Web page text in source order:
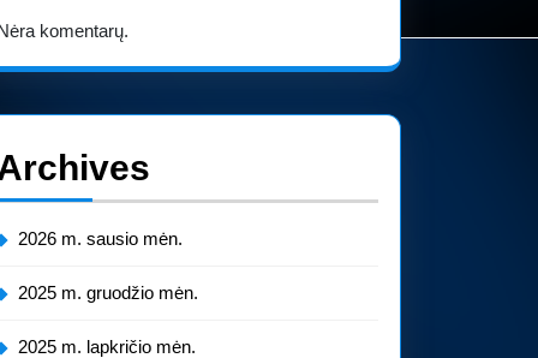
komentarų.
2026 m. sausio mėn.
2025 m. gruodžio mėn.
2025 m. lapkričio mėn.